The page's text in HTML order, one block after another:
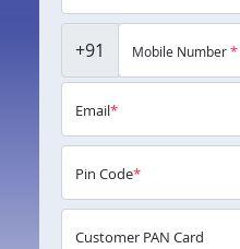
+91 Mobile Number*
Email*
Pin Code*
Customer PAN Card